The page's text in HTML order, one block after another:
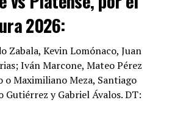
2026:
Zabala, Kevin Lomónaco, Juan
Iván Marcone, Mateo Pérez
o Maximiliano Meza, Santiago
y Gabriel Ávalos. DT: